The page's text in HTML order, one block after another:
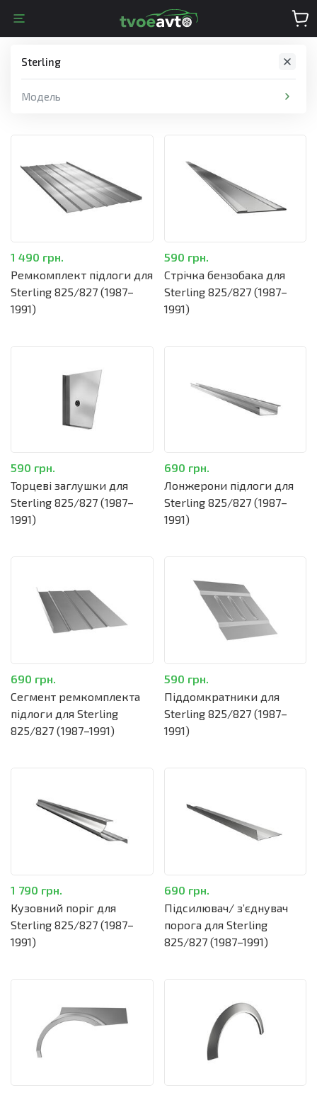
Sterling
Модель
Ремкомплект підлоги для
Sterling 825/827 (1987–
1991)
1 490 грн.
Стрічка бензобака для
Sterling 825/827 (1987–
1991)
590 грн.
Торцеві заглушки для
Sterling 825/827 (1987–
1991)
590 грн.
Лонжерони підлоги для
Sterling 825/827 (1987–
1991)
690 грн.
Сегмент ремкомплекта
підлоги для Sterling
825/827 (1987–1991)
690 грн.
Піддомкратники для
Sterling 825/827 (1987–
1991)
590 грн.
Кузовний поріг для
Sterling 825/827 (1987–
1991)
1 790 грн.
Підсилювач/ зʼєднувач
порога для Sterling
825/827 (1987–1991)
690 грн.